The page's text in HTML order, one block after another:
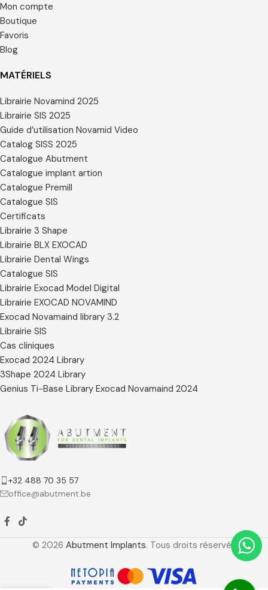
Mon compte
Boutique
Favoris
Blog
MATÉRIELS
Librairie Novamind 2025
Librairie SIS 2025
Guide d’utilisation Novamid Video
Catalog SISS 2025
Catalogue Abutment
Catalogue implant artion
Catalogue Premill
Catalogue SIS
Certificats
Librairie 3 Shape
Librairie BLX EXOCAD
Librairie Dental Wings
Catalogue SIS
Librairie Exocad Model Digital
Librairie EXOCAD NOVAMIND
Exocad Novamaind library 3.2
Librairie SIS
Cas cliniques
Exocad 2024 Library
3Shape 2024 Library
Genius Ti-Base Library Exocad Novamaind 2024
+32 488 70 35 57
office@abutment.be
© 2026 Abutment Implants. Tous droits réservés